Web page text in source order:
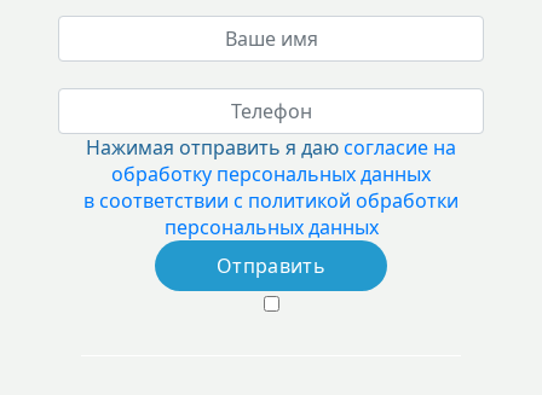
Нажимая отправить я даюсогласие на
обработку персональных данных
в соответствии с политикой обработки
персональных данных